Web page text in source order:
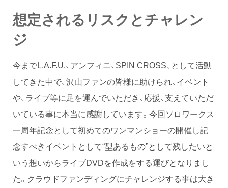
想定されるリスクとチャレン
ジ
今までL.A.F.U.、アンフィニ、SPIN CROSS、として活動
してきた中で、沢山ファンの皆様に助けられ、イベント
や、ライブ等に足を運んでいただき、応援、支えていただ
いている事に本当に感謝しています。今回ソロワークス
一周年記念として初めてのワンマンショーの開催し記
念すべきイベントとして“型あるもの”として残したいと
いう想いからライブDVDを作成をする運びとなりまし
た。クラウドファンディングにチャレンジする事は大き